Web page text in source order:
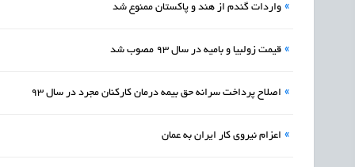
» واردات گندم از هند و پاکستان ممنوع شد
» قیمت زولبیا و بامیه در سال 93 مصوب شد
» اصلاح پرداخت سرانه حق بیمه درمان کارکنان مجرد در سال 93
» اعزام نیروی کار ایران به عمان